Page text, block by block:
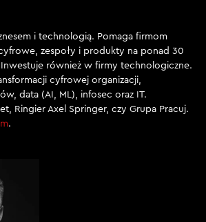
i technologią. Pomaga firmom
zespoły i produkty na ponad 30
również w firmy technologiczne.
cyfrowej organizacji,
data (AI, ML), infosec oraz IT.
Ringier Axel Springer, czy Grupa Pracuj.
.